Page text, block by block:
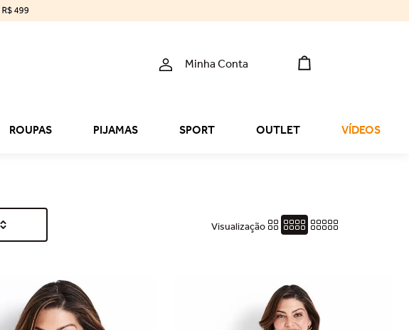
Minha Conta
ROUPAS PIJAMAS SPORT OUTLET VÍDEOS
Visualização